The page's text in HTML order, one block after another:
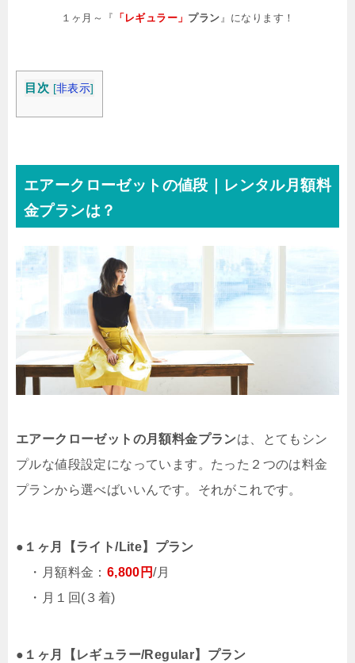
１ヶ月～『 「レギュラー」 プラン 』になります！
目次 [非表示]
エアークローゼットの値段｜レンタル月額料
金プランは？
エアークローゼットの月額料金プランは、とてもシン
プルな値段設定になっています。たった２つのは料金
プランから選べばいいんです。それがこれです。
● １ヶ月【ライト/Lite】プラン
・月額料金： 6,800円/月
・月１回(３着)
● １ヶ月【レギュラー/Regular】プラン